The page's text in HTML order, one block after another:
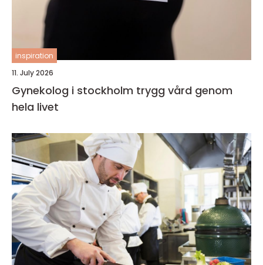
inspiration
11. July 2026
Gynekolog i stockholm trygg vård genom
hela livet